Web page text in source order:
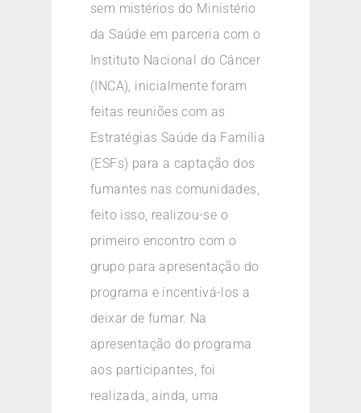
sem mistérios do Ministério
da Saúde em parceria com o
Instituto Nacional do Câncer
(INCA), inicialmente foram
feitas reuniões com as
Estratégias Saúde da Família
(ESFs) para a captação dos
fumantes nas comunidades,
feito isso, realizou-se o
primeiro encontro com o
grupo para apresentação do
programa e incentivá-los a
deixar de fumar. Na
apresentação do programa
aos participantes, foi
realizada, ainda, uma